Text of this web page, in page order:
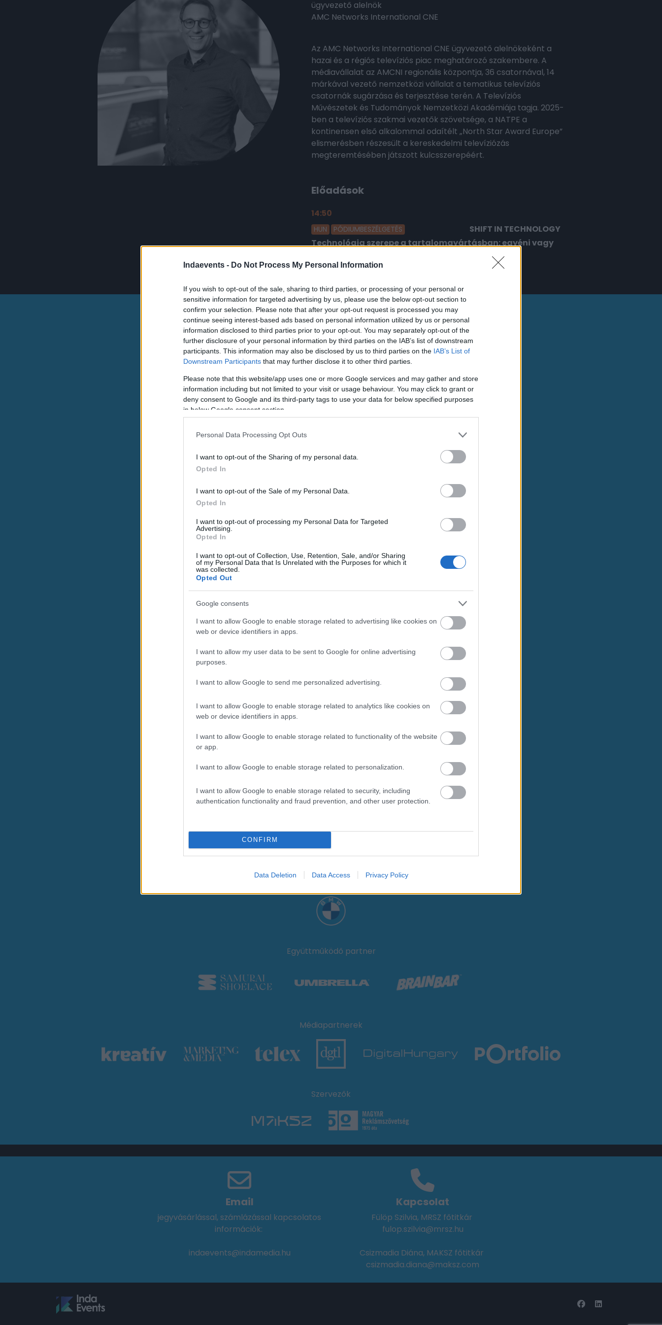
Indaevents - Do Not Process My Personal Information
If you wish to opt-out of the sale, sharing to third parties, or processing of your personal or
sensitive information for targeted advertising by us, please use the below opt-out section to
confirm your selection. Please note that after your opt-out request is processed you may
continue seeing interest-based ads based on personal information utilized by us or personal
information disclosed to third parties prior to your opt-out. You may separately opt-out of the
further disclosure of your personal information by third parties on the IAB’s list of downstream
participants. This information may also be disclosed by us to third parties on the IAB’s List of
Downstream Participants that may further disclose it to other third parties.
Please note that this website/app uses one or more Google services and may gather and store
information including but not limited to your visit or usage behaviour. You may click to grant or
deny consent to Google and its third-party tags to use your data for below specified purposes
in below Google consent section.
Personal Data Processing Opt Outs
I want to opt-out of the Sharing of my personal data.
Opted In
I want to opt-out of the Sale of my Personal Data.
Opted In
I want to opt-out of processing my Personal Data for Targeted
Advertising.
Opted In
I want to opt-out of Collection, Use, Retention, Sale, and/or Sharing
of my Personal Data that Is Unrelated with the Purposes for which it
was collected.
Opted Out
Google consents
I want to allow Google to enable storage related to advertising like cookies on
web or device identifiers in apps.
I want to allow my user data to be sent to Google for online advertising
purposes.
I want to allow Google to send me personalized advertising.
I want to allow Google to enable storage related to analytics like cookies on
web or device identifiers in apps.
I want to allow Google to enable storage related to functionality of the website
or app.
I want to allow Google to enable storage related to personalization.
I want to allow Google to enable storage related to security, including
authentication functionality and fraud prevention, and other user protection.
CONFIRM
Data Deletion Data Access Privacy Policy
ügyvezető alelnök
AMC Networks International CNE
Az AMC Networks International CNE ügyvezető alelnökeként a
hazai és a régiós televíziós piac meghatározó szakembere. A
médiavállalat az AMCNI regionális központja, 36 csatornával, 14
márkával vezető nemzetközi vállalat a tematikus televíziós
csatornák sugárzása és terjesztése terén. A Televíziós
Művészetek és Tudományok Nemzetközi Akadémiája tagja. 2025-
ben a televíziós szakmai vezetők szövetsége, a NATPE a
kontinensen első alkalommal odaítélt „North Star Award Europe”
elismerésben részesült a kereskedelmi televíziózás
megteremtésében játszott kulcsszerepéért.
Előadások
14:50
HUN PÓDIUMBESZÉLGETÉS
SHIFT IN TECHNOLOGY
Technológia szerepe a tartalomgyártásban: egyéni vagy
Platina támogató
Arany támogató
Kiemelt együttműködő partner
Kiemelt szakmai partner
Hivatalos Mobilitási Partner
Együttműködő partner
Médiapartnerek
Szervezők
Email
jegyvásárlással, számlázással kapcsolatos
információk:
indaevents@indamedia.hu
Kapcsolat
Fülöp Szilvia, MRSZ főtitkár
fulop.szilvia@mrsz.hu
Csizmadia Diána, MAKSZ főtitkár
csizmadia.diana@maksz.com